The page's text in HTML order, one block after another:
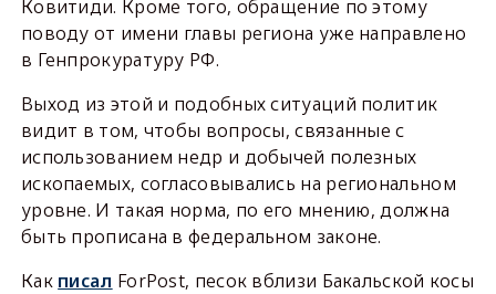
Ковитиди. Кроме того, обращение по этому
поводу от имени главы региона уже направлено
в Генпрокуратуру РФ.
Выход из этой и подобных ситуаций политик
видит в том, чтобы вопросы, связанные с
использованием недр и добычей полезных
ископаемых, согласовывались на региональном
уровне. И такая норма, по его мнению, должна
быть прописана в федеральном законе.
Как писал ForPost, песок вблизи Бакальской косы